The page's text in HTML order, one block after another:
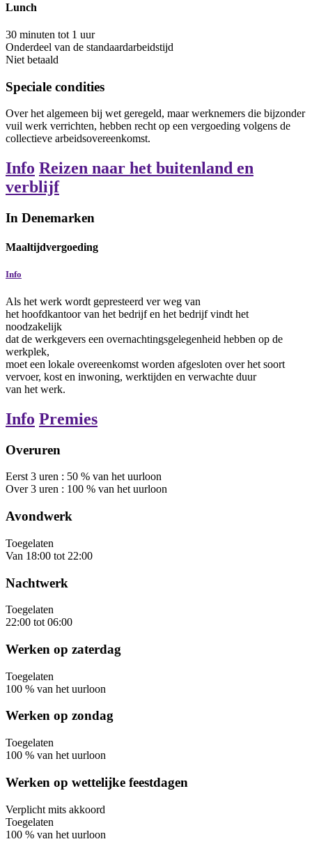
Lunch
30 minuten tot 1 uur
Onderdeel van de standaardarbeidstijd
Niet betaald
Speciale condities
Over het algemeen bij wet geregeld, maar werknemers die bijzonder
vuil werk verrichten, hebben recht op een vergoeding volgens de
collectieve arbeidsovereenkomst.
Info Reizen naar het buitenland en
verblijf
In Denemarken
Maaltijdvergoeding
Info
Als het werk wordt gepresteerd ver weg van
het hoofdkantoor van het bedrijf en het bedrijf vindt het
noodzakelijk
dat de werkgevers een overnachtingsgelegenheid hebben op de
werkplek,
moet een lokale overeenkomst worden afgesloten over het soort
vervoer, kost en inwoning, werktijden en verwachte duur
van het werk.
Info Premies
Overuren
Eerst3 uren : 50 % van het uurloon
Over3 uren : 100 % van het uurloon
Avondwerk
Toegelaten
Van 18:00 tot 22:00
Nachtwerk
Toegelaten
22:00 tot 06:00
Werken op zaterdag
Toegelaten
100 % van het uurloon
Werken op zondag
Toegelaten
100 % van het uurloon
Werken op wettelijke feestdagen
Verplicht mits akkoord
Toegelaten
100 % van het uurloon